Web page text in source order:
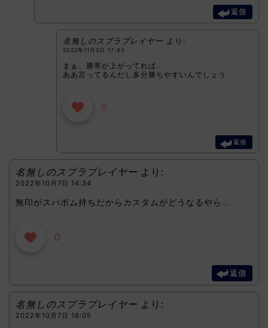
返信
名無しのスプラプレイヤー より:
2022年11月2日 17:43
まぁ、勝率が上がってれば…
ああ言ってるんだし多分勝ちやすいんでしょう
0
返信
名無しのスプラプレイヤー より:
2022年10月7日 14:34
無印がスパボム持ちだからカスタムがどうなるやら…
0
返信
名無しのスプラプレイヤー より:
2022年10月7日 16:05